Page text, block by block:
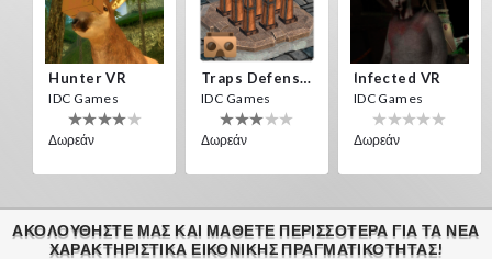
Hunter VR
IDC Games
Δωρεάν
Traps Defense VR
IDC Games
Δωρεάν
Infected VR
IDC Games
Δωρεάν
ΑΚΟΛΟΥΘΉΣΤΕ ΜΑΣ ΚΑΙ ΜΆΘΕΤΕ ΠΕΡΙΣΣΌΤΕΡΑ ΓΙΑ ΤΑ ΝΈΑ
ΧΑΡΑΚΤΗΡΙΣΤΙΚΆ ΕΙΚΟΝΙΚΗΣ ΠΡΑΓΜΑΤΙΚΟΤΗΤΑΣ!